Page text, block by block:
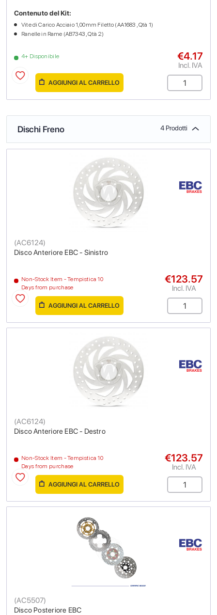
4+ Disponibile
Contenuto del Kit:
Vite di Carico Acciaio 1,00mm Filetto (AA1683 , Qtà 1)
Ranelle in Rame (AB7343 , Qtà 2)
€4.17
Incl. IVA
AGGIUNGI AL CARRELLO
Dischi Freno 4 Prodotti
Disco Anteriore EBC - Sinistro
(AC6124)
Non-Stock Item - Tempistica 10
Days from purchase
€123.57
Incl. IVA
AGGIUNGI AL CARRELLO
Disco Anteriore EBC - Destro
(AC6124)
Non-Stock Item - Tempistica 10
Days from purchase
€123.57
Incl. IVA
AGGIUNGI AL CARRELLO
Disco Posteriore EBC
(AC5507)